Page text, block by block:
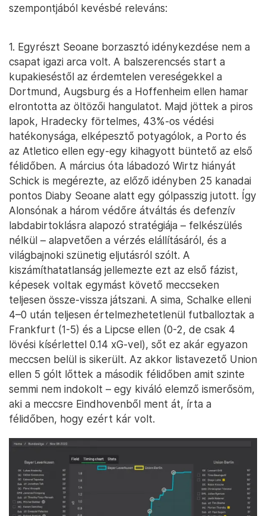
szempontjából kevésbé releváns:
1. Egyrészt Seoane borzasztó idénykezdése nem a
csapat igazi arca volt. A balszerencsés start a
kupakieséstől az érdemtelen vereségekkel a
Dortmund, Augsburg és a Hoffenheim ellen hamar
elrontotta az öltözői hangulatot. Majd jöttek a piros
lapok, Hradecky förtelmes, 43%-os védési
hatékonysága, elképesztő potyagólok, a Porto és
az Atletico ellen egy-egy kihagyott büntető az első
félidőben. A március óta lábadozó Wirtz hiányát
Schick is megérezte, az előző idényben 25 kanadai
pontos Diaby Seoane alatt egy gólpasszig jutott. Így
Alonsónak a három védőre átváltás és defenzív
labdabirtoklásra alapozó stratégiája – felkészülés
nélkül – alapvetően a vérzés elállításáról, és a
világbajnoki szünetig eljutásról szólt. A
kiszámíthatatlanság jellemezte ezt az első fázist,
képesek voltak egymást követő meccseken
teljesen össze-vissza játszani. A sima, Schalke elleni
4–0 után teljesen értelmezhetetlenül futballoztak a
Frankfurt (1-5) és a Lipcse ellen (0-2, de csak 4
lövési kísérlettel 0.14 xG-vel), sőt ez akár egyazon
meccsen belül is sikerült. Az akkor listavezető Union
ellen 5 gólt lőttek a második félidőben amit szinte
semmi nem indokolt – egy kiváló elemző ismerősöm,
aki a meccsre Eindhovenből ment át, írta a
félidőben, hogy ezért kár volt.